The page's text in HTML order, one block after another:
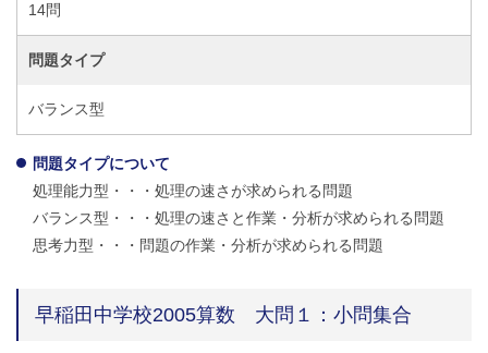
14問
問題タイプ
バランス型
問題タイプについて
処理能力型・・・処理の速さが求められる問題
バランス型・・・処理の速さと作業・分析が求められる問題
思考力型・・・問題の作業・分析が求められる問題
早稲田中学校2005算数 大問１：小問集合